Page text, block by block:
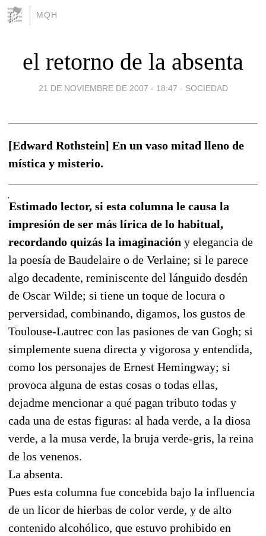
MQH
el retorno de la absenta
21 DE NOVIEMBRE DE 2007 - 18:47 - SOCIEDAD
[Edward Rothstein] En un vaso mitad lleno de
mística y misterio.
Estimado lector, si esta columna le causa la
impresión de ser más lírica de lo habitual,
recordando quizás la imaginación y elegancia de
la poesía de Baudelaire o de Verlaine; si le parece
algo decadente, reminiscente del lánguido desdén
de Oscar Wilde; si tiene un toque de locura o
perversidad, combinando, digamos, los gustos de
Toulouse-Lautrec con las pasiones de van Gogh; si
simplemente suena directa y vigorosa y entendida,
como los personajes de Ernest Hemingway; si
provoca alguna de estas cosas o todas ellas,
dejadme mencionar a qué pagan tributo todas y
cada una de estas figuras: al hada verde, a la diosa
verde, a la musa verde, la bruja verde-gris, la reina
de los venenos.
La absenta.
Pues esta columna fue concebida bajo la influencia
de un licor de hierbas de color verde, y de alto
contenido alcohólico, que estuvo prohibido en